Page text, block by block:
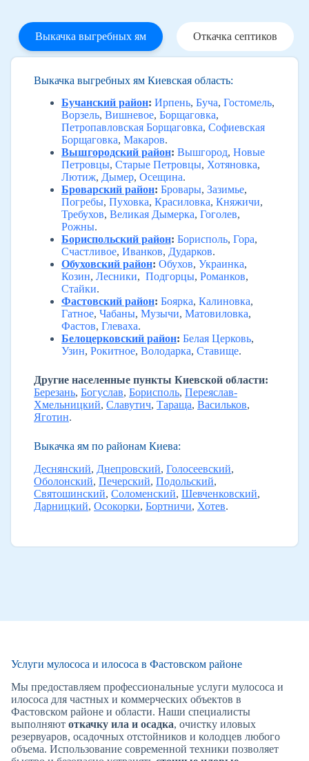
Выкачка выгребных ям Откачка септиков
Выкачка выгребных ям Киевская область:
Бучанский район: Ирпень, Буча, Гостомель,
Ворзель, Вишневое, Борщаговка,
Петропавловская Борщаговка, Софиевская
Борщаговка, Макаров.
Вышгородский район: Вышгород, Новые
Петровцы, Старые Петровцы, Хотяновка,
Лютиж, Дымер, Осещина.
Броварский район: Бровары, Зазимье,
Погребы, Пуховка, Красиловка, Княжичи,
Требухов, Великая Дымерка, Гоголев,
Рожны.
Бориспольский район: Борисполь, Гора,
Счастливое, Иванков, Дударков.
Обуховский район: Обухов, Украинка,
Козин, Лесники, Подгорцы, Романков,
Стайки.
Фастовский район: Боярка, Калиновка,
Гатное, Чабаны, Музычи, Матовиловка,
Фастов, Глеваха.
Белоцерковский район: Белая Церковь,
Узин, Рокитное, Володарка, Ставище.
Другие населенные пункты Киевской области:
Березань, Богуслав, Борисполь, Переяслав-
Хмельницкий, Славутич, Тараща, Васильков,
Яготин.
Выкачка ям по районам Киева:
Деснянский, Днепровский, Голосеевский,
Оболонский, Печерский, Подольский,
Святошинский, Соломенский, Шевченковский,
Дарницкий, Осокорки, Бортничи, Хотев.
Услуги мулососа и илососа в Фастовском районе
Мы предоставляем профессиональные услуги мулососа и
илососа для частных и коммерческих объектов в
Фастовском районе и области. Наши специалисты
выполняют откачку ила и осадка, очистку иловых
резервуаров, осадочных отстойников и колодцев любого
объема. Использование современной техники позволяет